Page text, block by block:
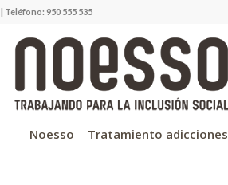
| Teléfono: 950 555 535
Noesso Tratamiento adicciones